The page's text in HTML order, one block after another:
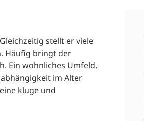
stellt er viele
Häufig bringt der
Ein wohnliches Umfeld,
im Alter
kluge und